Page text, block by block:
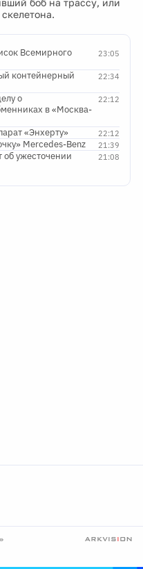
боб на трассу, или
23:05
Всемирного
22:34
контейнерный
22:12
о
в «Москва-
22:12
«Энхерту»
21:39
Mercedes-Benz
21:08
ужесточении